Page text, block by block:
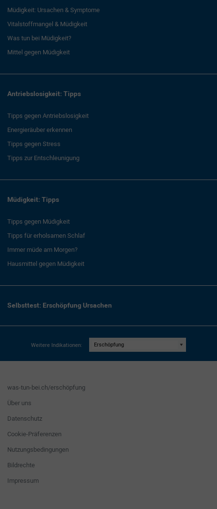
Müdigkeit: Ursachen & Symptome
Vitalstoffmangel & Müdigkeit
Was tun bei Müdigkeit?
Mittel gegen Müdigkeit
Antriebslosigkeit: Tipps
Tipps gegen Antriebslosigkeit
Energieräuber erkennen
Tipps gegen Stress
Tipps zur Entschleunigung
Müdigkeit: Tipps
Tipps gegen Müdigkeit
Tipps für erholsamen Schlaf
Immer müde am Morgen?
Hausmittel gegen Müdigkeit
Selbsttest: Erschöpfung Ursachen
Weitere Indikationen:
was-tun-bei.ch/erschöpfung
Über uns
Datenschutz
Cookie-Präferenzen
Nutzungsbedingungen
Bildrechte
Impressum